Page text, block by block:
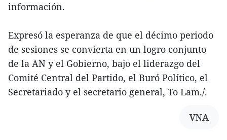
información.
Expresó la esperanza de que el décimo periodo
de sesiones se convierta en un logro conjunto
de la AN y el Gobierno, bajo el liderazgo del
Comité Central del Partido, el Buró Político, el
Secretariado y el secretario general, To Lam./.
VNA